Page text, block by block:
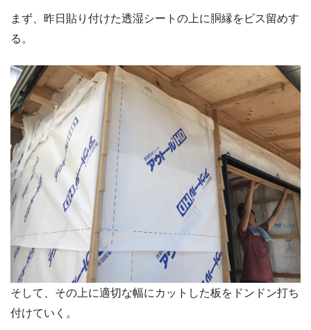
まず、昨日貼り付けた透湿シートの上に胴縁をビス留めす
る。
そして、その上に適切な幅にカットした板をドンドン打ち
付けていく。